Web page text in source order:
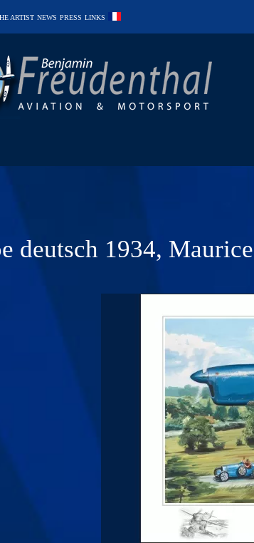
ARTIST NEWS PRESS LINKS
deutsch 1934,